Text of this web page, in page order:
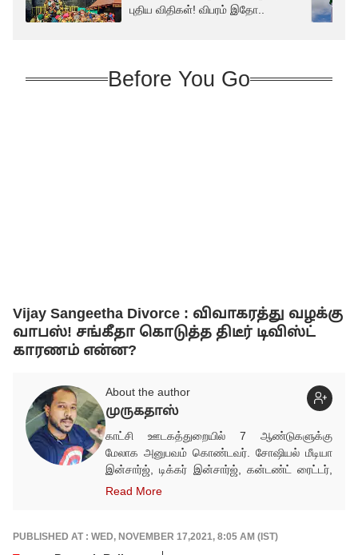
புதிய விதிகள்! விபரம் இதோ..
Before You Go
Vijay Sangeetha Divorce : விவாகரத்து வழக்கு
வாபஸ்! சங்கீதா கொடுத்த திடீர் டிவிஸ்ட்
காரணம் என்ன?
About the author
முருகதாஸ்
காட்சி ஊடகத்துறையில் 7 ஆண்டுகளுக்கு
மேலாக அனுபவம் கொண்டவர். சோஷியல் மீடியா
இன்சார்ஜ், டிக்கர் இன்சார்ஜ், கன்டண்ட் ரைட்டர்,
கன்டண்ட் இன் சார்ஜ் என பல்வேறு பிரிவுகளில்
திறம்பட கையாளக் கூடிய நபர். குறிப்பாக சினிமா
Read More
PUBLISHED AT : WED, NOVEMBER 17,2021, 8:05 AM (IST)